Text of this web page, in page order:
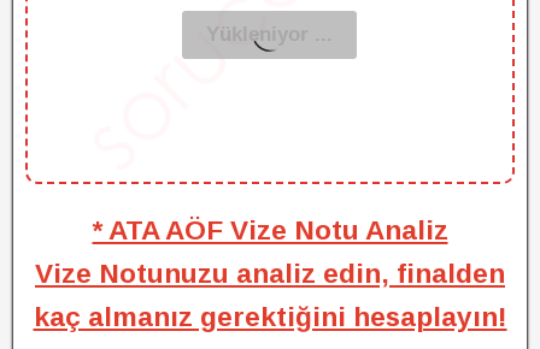
* ATA AÖF Vize Notu Analiz
Vize Notunuzu analiz edin, finalden
kaç almanız gerektiğini hesaplayın!